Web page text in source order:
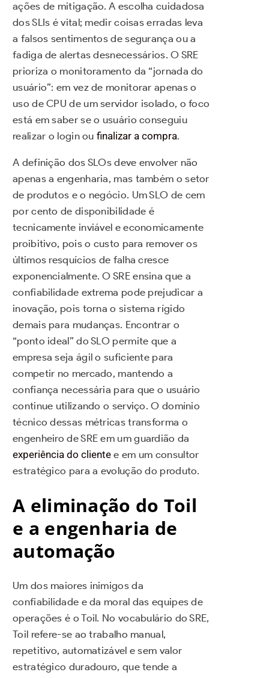
ações de mitigação. A escolha cuidadosa
dos SLIs é vital; medir coisas erradas leva
a falsos sentimentos de segurança ou a
fadiga de alertas desnecessários. O SRE
prioriza o monitoramento da “jornada do
usuário”: em vez de monitorar apenas o
uso de CPU de um servidor isolado, o foco
está em saber se o usuário conseguiu
realizar o login oufinalizar a compra.
A definição dos SLOs deve envolver não
apenas a engenharia, mas também o setor
de produtos e o negócio. Um SLO de cem
por cento de disponibilidade é
tecnicamente inviável e economicamente
proibitivo, pois o custo para remover os
últimos resquícios de falha cresce
exponencialmente. O SRE ensina que a
confiabilidade extrema pode prejudicar a
inovação, pois torna o sistema rígido
demais para mudanças. Encontrar o
“ponto ideal” do SLO permite que a
empresa seja ágil o suficiente para
competir no mercado, mantendo a
confiança necessária para que o usuário
continue utilizando o serviço. O domínio
técnico dessas métricas transforma o
engenheiro de SRE em um guardião da
experiência do cliente e em um consultor
estratégico para a evolução do produto.
A eliminação do Toil
e a engenharia de
automação
Um dos maiores inimigos da
confiabilidade e da moral das equipes de
operações é o Toil. No vocabulário do SRE,
Toil refere-se ao trabalho manual,
repetitivo, automatizável e sem valor
estratégico duradouro, que tende a